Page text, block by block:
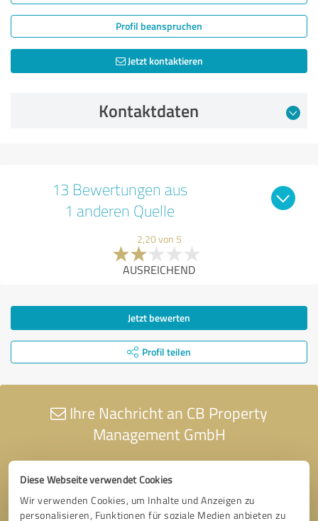
Diese Webseite verwendet Cookies
Wir verwenden Cookies, um Inhalte und Anzeigen zu
personalisieren, Funktionen für soziale Medien anbieten zu
Profil beanspruchen
Jetzt kontaktieren
Kontaktdaten
13 Bewertungen aus
1 anderen Quelle
2,20 von 5
AUSREICHEND
Jetzt bewerten
Profil teilen
Ihre Nachricht an CB Property
Management GmbH